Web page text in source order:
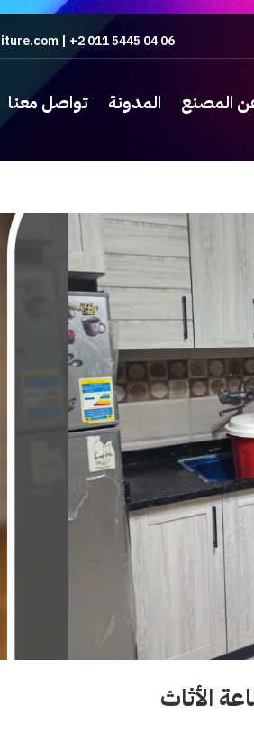
| +2 011 5445 04 06
المصنع المدونة تواصل معنا